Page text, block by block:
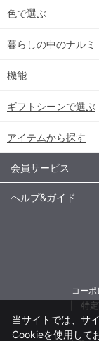
色で選ぶ
暮らしの中のナルミ
機能
ギフトシーンで選ぶ
アイテムから探す
会員サービス
ヘルプ&ガイド
コー
特
当サイトでは、サ
Cookieを使用して